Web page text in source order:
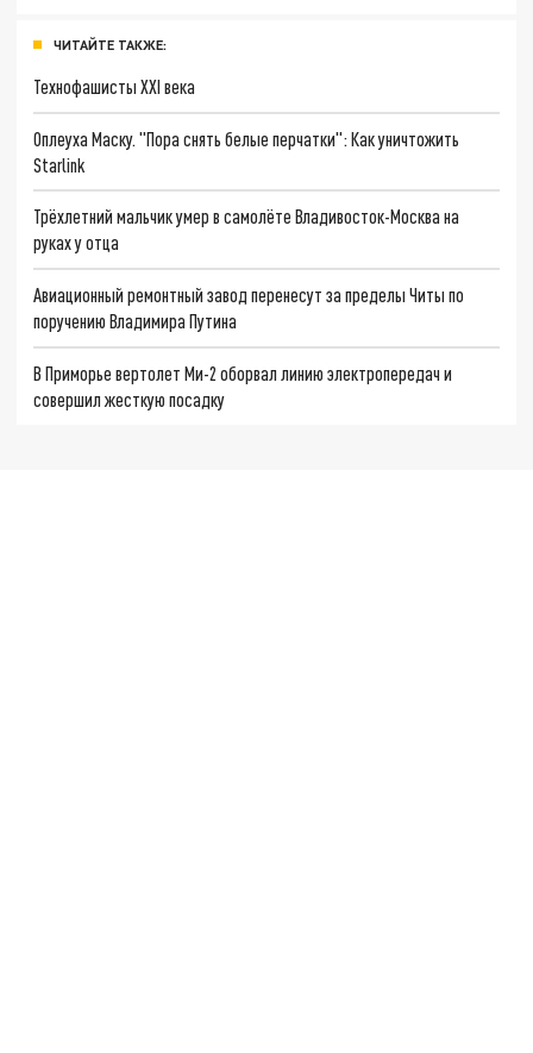
ЧИТАЙТЕ ТАКЖЕ:
Технофашисты XXI века
Оплеуха Маску. "Пора снять белые перчатки": Как уничтожить
Starlink
Трёхлетний мальчик умер в самолёте Владивосток-Москва на
руках у отца
Авиационный ремонтный завод перенесут за пределы Читы по
поручению Владимира Путина
В Приморье вертолет Ми-2 оборвал линию электропередач и
совершил жесткую посадку